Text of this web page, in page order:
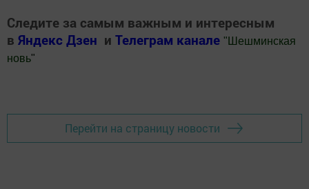
Следите за самым важным и интересным
в Яндекс Дзен и Телеграм канале " Шешминская
новь"
Перейти на страницу новости